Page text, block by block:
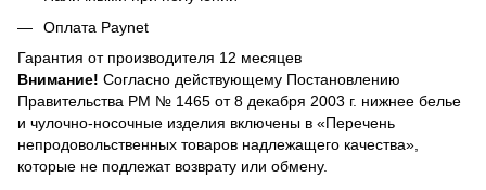
Оплата Paynet
Гарантия от производителя 12 месяцев
Внимание! Согласно действующему Постановлению
Правительства РМ № 1465 от 8 декабря 2003 г. нижнее белье
и чулочно-носочные изделия включены в «Перечень
непродовольственных товаров надлежащего качества»,
которые не подлежат возврату или обмену.